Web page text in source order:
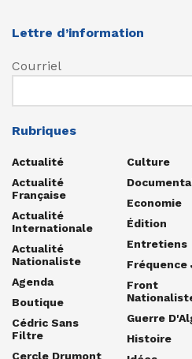
Lettre d’information
Courriel
Rubriques
Actualité
Actualité
Française
Actualité
Internationale
Actualité
Nationaliste
Agenda
Boutique
Cédric Sans
Filtre
Cercle Drumont
Culture
Economie
Édition
Entretiens
Fréquence
Front
Guerre
Histoire